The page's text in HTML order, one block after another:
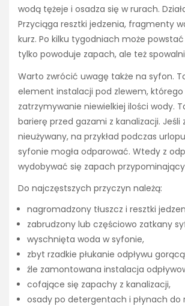
wodą tężeje i osadza się w rurach.
Przyciąga resztki jedzenia, fragmenty
kurz. Po kilku tygodniach może
tylko powoduje zapach, ale też
Warto zwrócić uwagę także na syfon.
element instalacji pod zlewem,
zatrzymywanie niewielkiej ilości wody.
barierę przed gazami z kanalizacji. Jeśli
nieużywany, na przykład podczas
syfonie mogła odparować. Wtedy z
wydobywać się zapach
Do najczęstszych przyczyn należą:
nagromadzony tłuszcz i resztki
zabrudzony lub częściowo zatkany
wyschnięta woda w syfonie,
zbyt rzadkie płukanie odpływu
źle zamontowana instalacja
cofające się zapachy z kanalizacji,
osady po detergentach i płynach do